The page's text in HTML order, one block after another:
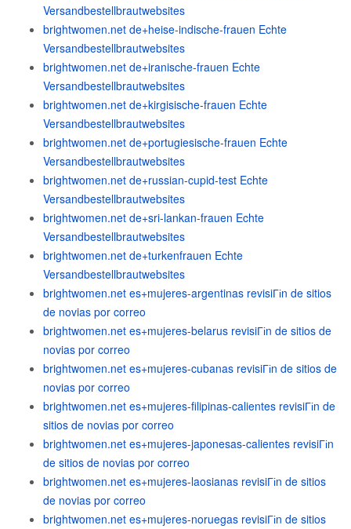
Versandbestellbrautwebsites
brightwomen.net de+heise-indische-frauen Echte
Versandbestellbrautwebsites
brightwomen.net de+iranische-frauen Echte
Versandbestellbrautwebsites
brightwomen.net de+kirgisische-frauen Echte
Versandbestellbrautwebsites
brightwomen.net de+portugiesische-frauen Echte
Versandbestellbrautwebsites
brightwomen.net de+russian-cupid-test Echte
Versandbestellbrautwebsites
brightwomen.net de+sri-lankan-frauen Echte
Versandbestellbrautwebsites
brightwomen.net de+turkenfrauen Echte
Versandbestellbrautwebsites
brightwomen.net es+mujeres-argentinas revisiГіn de sitios
de novias por correo
brightwomen.net es+mujeres-belarus revisiГіn de sitios de
novias por correo
brightwomen.net es+mujeres-cubanas revisiГіn de sitios de
novias por correo
brightwomen.net es+mujeres-filipinas-calientes revisiГіn de
sitios de novias por correo
brightwomen.net es+mujeres-japonesas-calientes revisiГіn
de sitios de novias por correo
brightwomen.net es+mujeres-laosianas revisiГіn de sitios
de novias por correo
brightwomen.net es+mujeres-noruegas revisiГіn de sitios